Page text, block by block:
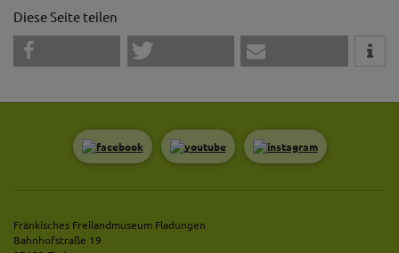
Diese Seite teilen
Fränkisches Freilandmuseum Fladungen
Bahnhofstraße 19